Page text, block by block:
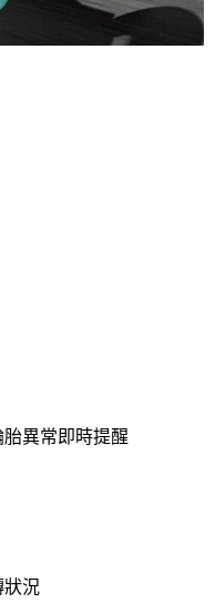
異常即時提醒
狀況